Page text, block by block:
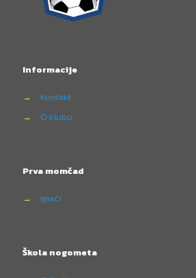
Informacije
→
Kontakt
→
O klubu
Prva momčad
→ Igrači
Škola nogometa